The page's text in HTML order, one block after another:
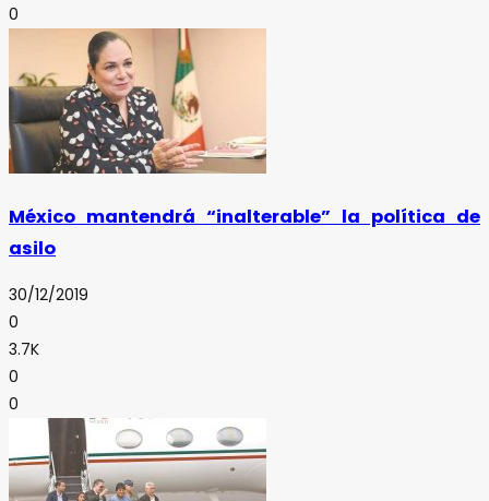
0
México mantendrá “inalterable” la política de
asilo
30/12/2019
0
3.7K
0
0